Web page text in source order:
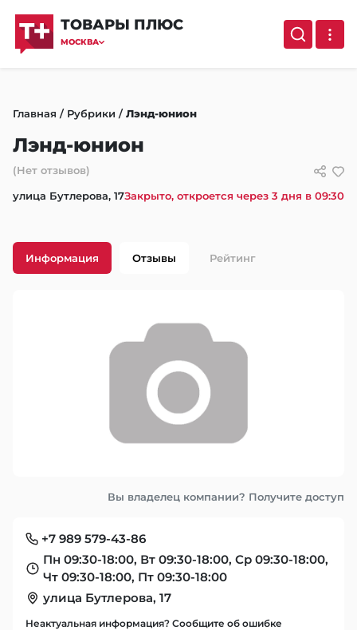
ТОВАРЫ ПЛЮС
МОСКВА
Главная / Рубрики /Лэнд-юнион
Лэнд-юнион
(Нет отзывов)
улица Бутлерова, 17Закрыто, откроется через 3 дня в 09:30
Информация Отзывы Рейтинг
Вы владелец компании? Получите доступ
+7 989 579-43-86
Пн 09:30-18:00, Вт 09:30-18:00, Ср 09:30-18:00,
Чт 09:30-18:00, Пт 09:30-18:00
улица Бутлерова, 17
Неактуальная информация? Сообщите об ошибке